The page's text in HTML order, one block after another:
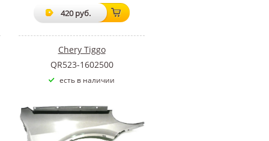
420 руб.
Chery Tiggo
QR523-1602500
есть в наличии